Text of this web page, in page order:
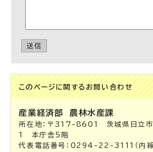
送信
このページに関する お問い合わせ
産業経済部 農林水産課
所在地：〒317-8601 茨城県日立市
1 本庁舎5階
代表電話番号：0294-22-3111（内